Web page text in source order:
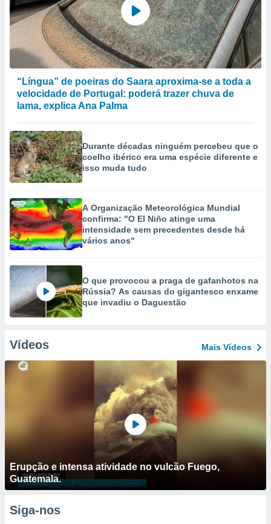
“Língua” de poeiras do Saara aproxima-se a toda a
velocidade de Portugal: poderá trazer chuva de
lama, explica Ana Palma
Durante décadas ninguém percebeu que o
coelho ibérico era uma espécie diferente e
isso muda tudo
A Organização Meteorológica Mundial
confirma: "O El Niño atinge uma
intensidade sem precedentes desde há
vários anos"
O que provocou a praga de gafanhotos na
Rússia? As causas do gigantesco enxame
que invadiu o Daguestão
Vídeos Mais Vídeos
Erupção e intensa atividade no vulcão Fuego,
Guatemala.
Siga-nos